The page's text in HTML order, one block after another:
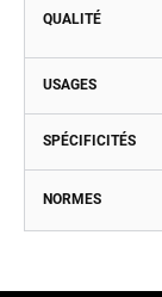
QUALITÉ
USAGES
SPÉCIFICITÉS
NORMES